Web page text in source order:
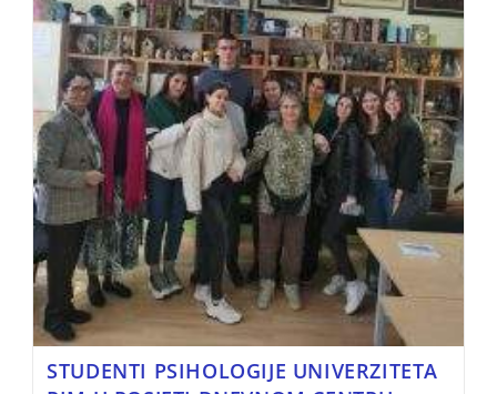
STUDENTI PSIHOLOGIJE UNIVERZITETA